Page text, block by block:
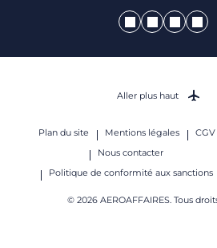
Plan du site Mentions légales
CGV
Nous contacter
Politique de conformité aux sanctions
© 2026 AEROAFFAIRES. Tous
Aller plus haut